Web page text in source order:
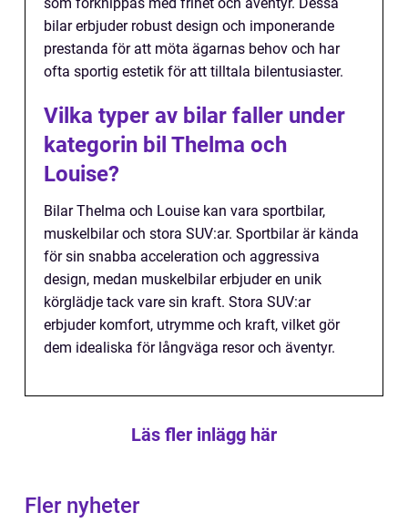
bilar erbjuder robust design och imponerande
prestanda för att möta ägarnas behov och har
ofta sportig estetik för att tilltala bilentusiaster.
Vilka typer av bilar faller under
kategorin bil Thelma och
Louise?
Bilar Thelma och Louise kan vara sportbilar,
muskelbilar och stora SUV:ar. Sportbilar är kända
för sin snabba acceleration och aggressiva
design, medan muskelbilar erbjuder en unik
körglädje tack vare sin kraft. Stora SUV:ar
erbjuder komfort, utrymme och kraft, vilket gör
dem idealiska för långväga resor och äventyr.
Läs fler inlägg här
Fler nyheter